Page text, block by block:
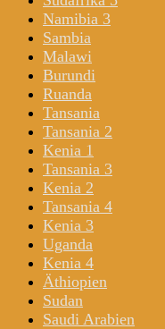
Namibia 3
Sambia
Malawi
Burundi
Ruanda
Tansania
Tansania 2
Kenia 1
Tansania 3
Kenia 2
Tansania 4
Kenia 3
Uganda
Kenia 4
Äthiopien
Sudan
Saudi Arabien